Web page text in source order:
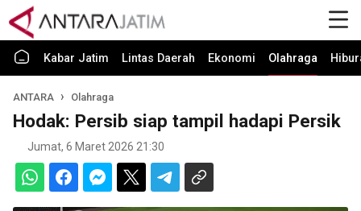
Kabar Jatim Lintas Daerah Ekonomi Olahraga
ANTARA Olahraga
Hodak: Persib siap tampil hadapi Persik
Jumat, 6 Maret 2026 21:30